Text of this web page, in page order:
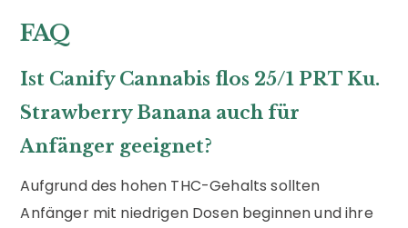
FAQ
Ist Canify Cannabis flos 25/1 PRT Ku.
Strawberry Banana auch für
Anfänger geeignet?
Aufgrund des hohen THC-Gehalts sollten
Anfänger mit niedrigen Dosen beginnen und ihre